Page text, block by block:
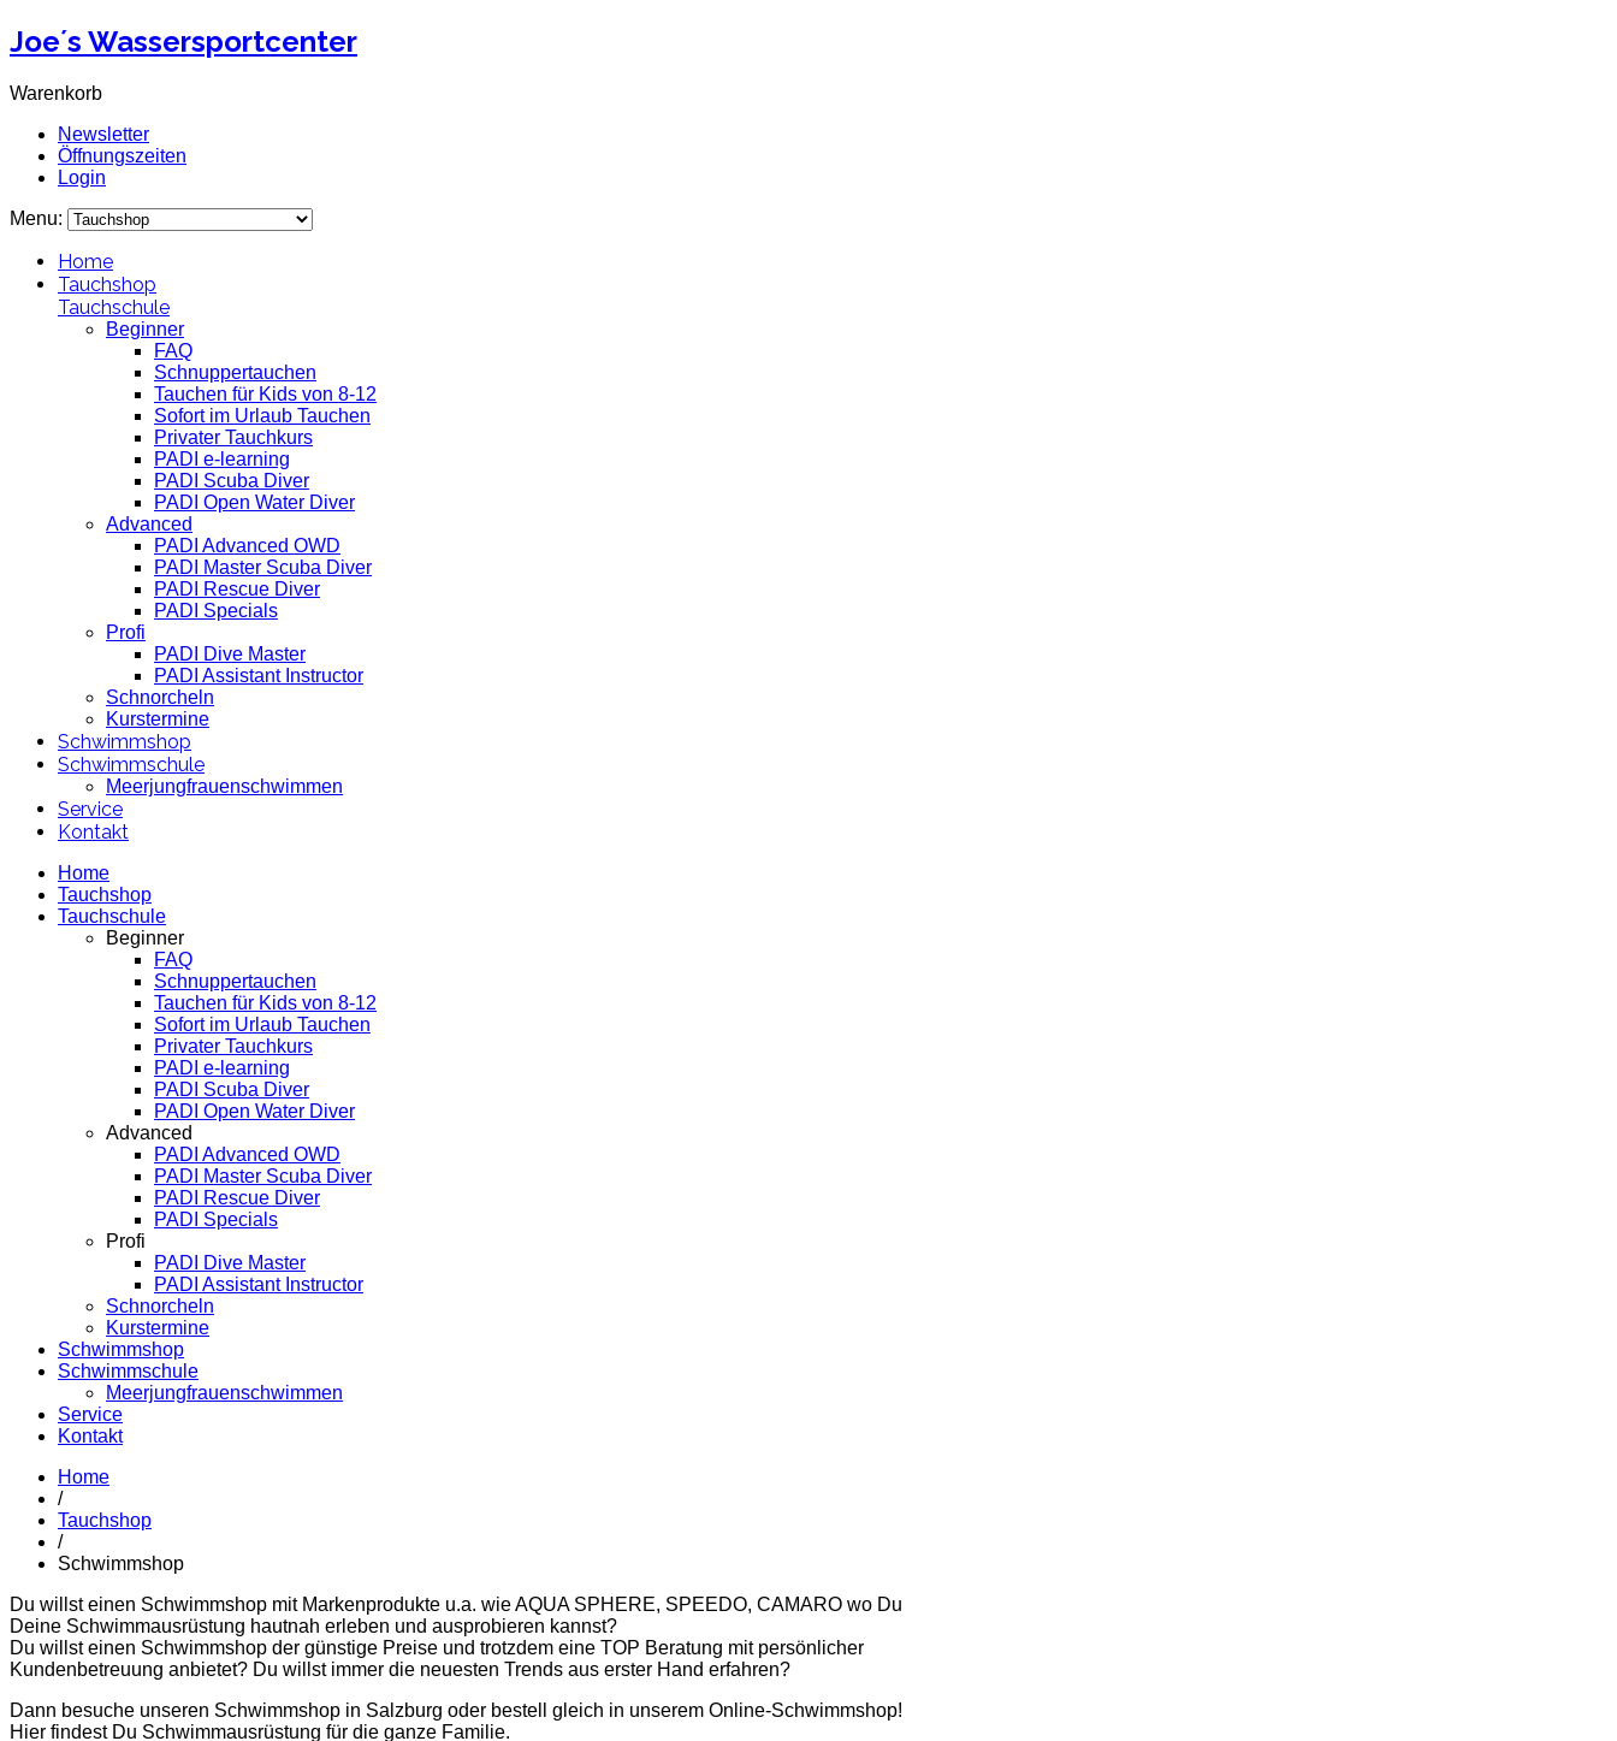
Joe´s Wassersportcenter
Warenkorb
Newsletter
Öffnungszeiten
Login
Menu:
Home
Tauchshop
Tauchschule
Beginner
FAQ
Schnuppertauchen
Tauchen für Kids von 8-12
Sofort im Urlaub Tauchen
Privater Tauchkurs
PADI e-learning
PADI Scuba Diver
PADI Open Water Diver
Advanced
PADI Advanced OWD
PADI Master Scuba Diver
PADI Rescue Diver
PADI Specials
Profi
PADI Dive Master
PADI Assistant Instructor
Schnorcheln
Kurstermine
Schwimmshop
Schwimmschule
Meerjungfrauenschwimmen
Service
Kontakt
Home
Tauchshop
Tauchschule
Beginner
FAQ
Schnuppertauchen
Tauchen für Kids von 8-12
Sofort im Urlaub Tauchen
Privater Tauchkurs
PADI e-learning
PADI Scuba Diver
PADI Open Water Diver
Advanced
PADI Advanced OWD
PADI Master Scuba Diver
PADI Rescue Diver
PADI Specials
Profi
PADI Dive Master
PADI Assistant Instructor
Schnorcheln
Kurstermine
Schwimmshop
Schwimmschule
Meerjungfrauenschwimmen
Service
Kontakt
Home
/
Tauchshop
/
Schwimmshop
Du willst einen Schwimmshop mit Markenprodukte u.a. wie AQUA SPHERE, SPEEDO, CAMARO wo Du
Deine Schwimmausrüstung hautnah erleben und ausprobieren kannst?
Du willst einen Schwimmshop der günstige Preise und trotzdem eine TOP Beratung mit persönlicher
Kundenbetreuung anbietet? Du willst immer die neuesten Trends aus erster Hand erfahren?
Dann besuche unseren Schwimmshop in Salzburg oder bestell gleich in unserem Online-Schwimmshop!
Hier findest Du Schwimmausrüstung für die ganze Familie.